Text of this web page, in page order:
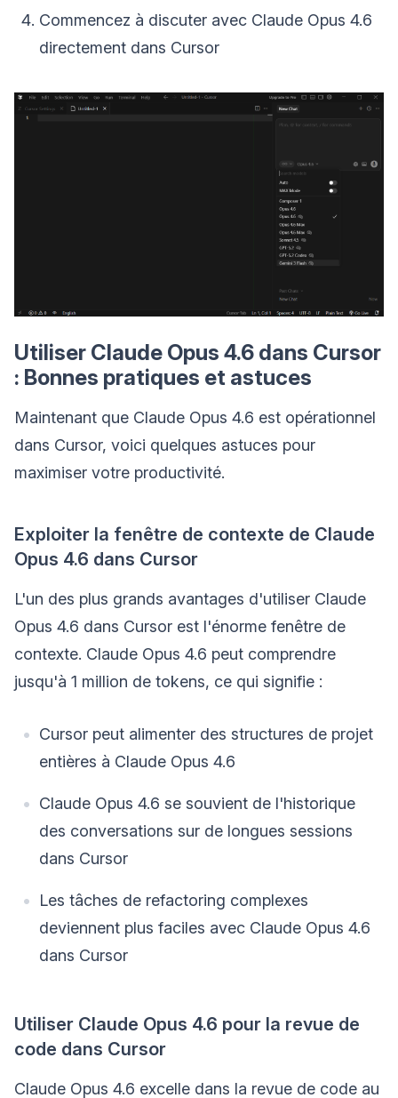
Commencez à discuter avec Claude Opus 4.6
directement dans Cursor
Utiliser Claude Opus 4.6 dans Cursor
: Bonnes pratiques et astuces
Maintenant que Claude Opus 4.6 est opérationnel
dans Cursor, voici quelques astuces pour
maximiser votre productivité.
Exploiter la fenêtre de contexte de Claude
Opus 4.6 dans Cursor
L'un des plus grands avantages d'utiliser Claude
Opus 4.6 dans Cursor est l'énorme fenêtre de
contexte. Claude Opus 4.6 peut comprendre
jusqu'à 1 million de tokens, ce qui signifie :
Cursor peut alimenter des structures de projet
entières à Claude Opus 4.6
Claude Opus 4.6 se souvient de l'historique
des conversations sur de longues sessions
dans Cursor
Les tâches de refactoring complexes
deviennent plus faciles avec Claude Opus 4.6
dans Cursor
Utiliser Claude Opus 4.6 pour la revue de
code dans Cursor
Claude Opus 4.6 excelle dans la revue de code au